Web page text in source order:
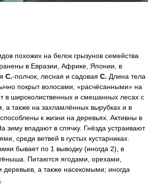
похожих на белок грызунов семейства
в Евразии, Африке, Японии, в
С.-полчок, лесная и садовая С. Длина тела
покрыт волосами, «расчёсанными» на
в широколиственных и смешанных лесах с
а также на захламлённых вырубках и в
к жизни на деревьях. Активны в
зиму впадают в спячку. Гнёзда устраивают
среди ветвей в густых кустарниках.
бывает по 1 выводку (иногда 2), в
Питаются ягодами, орехами,
а также насекомыми; иногда